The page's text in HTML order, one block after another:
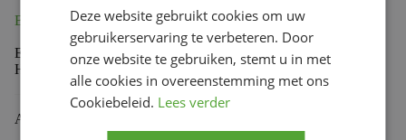
Beschrijving
Enhanced Torque Converter, for Minarelli Vertical &
Horizontal.Suitable with OEM Belt.
Aanvullende informatie
Deze website gebruikt cookies om uw
gebruikerservaring te verbeteren. Door
onze website te gebruiken, stemt u in met
alle cookies in overeenstemming met ons
Cookiebeleid. Lees verder